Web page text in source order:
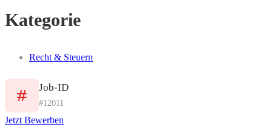
Kategorie
Recht & Steuern
Job-ID
#12011
Jetzt Bewerben